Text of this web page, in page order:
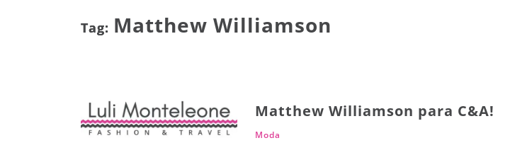
Tag: Matthew Williamson
Matthew Williamson para C&A!
Moda